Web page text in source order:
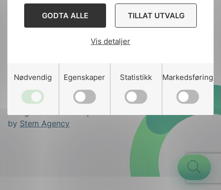
GODTA ALLE TILLAT UTVALG
Vis detaljer
Nødvendig Egenskaper Statistikk Markedsføring
Kontakt oss
Designed and developed
by Stem Agency